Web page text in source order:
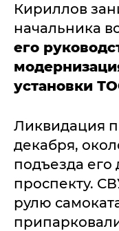
Кириллов
начальника
его
установки
Ликвидация
декабря,
подъезда его
проспекту.
рулю